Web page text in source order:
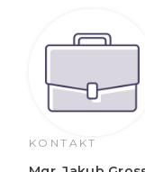
KONTAKT